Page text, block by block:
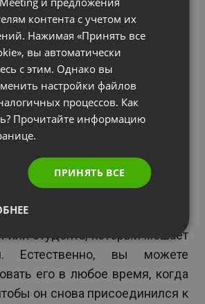
учебного занятия, когда вы
конкретных студентов, чтобы
вопросы или ответили на них,
их знания по мере
занятия или лекции.
дискуссий
или разблокирования
участников. Если вы не хотите,
лекция или совещание по
блокировать участника
или студента, который мешает
Естественно, вы можете
его в любое время, когда
он снова присоединился к
PORTUGUESE
ITALIAN
контента с учетом их
Нажимая «Принять все
вы автоматически
с этим. Однако вы
настройки файлов
процессов. Как
Прочитайте информацию
ПРИНЯТЬ ВСЕ